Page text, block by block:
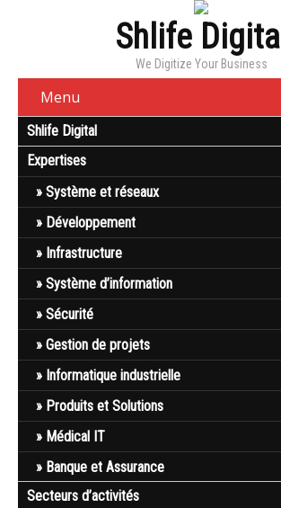
Shlife Digital
We Digitize Your Business
Menu
Shlife Digital
Expertises
Système et réseaux
Développement
Infrastructure
Système d’information
Sécurité
Gestion de projets
Informatique industrielle
Produits et Solutions
Médical IT
Banque et Assurance
Secteurs d’activités